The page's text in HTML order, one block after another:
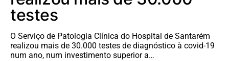
testes
O Serviço de Patologia Clínica do Hospital de Santarém
realizou mais de 30.000 testes de diagnóstico à covid-19
num ano, num investimento superior a…